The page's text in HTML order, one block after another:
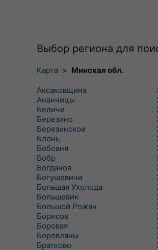
Выбор региона для
Карта > Минская обл.
Аксаковщина
Ананчицы
Беличи
Березино
Березинское
Блонь
Бобовня
Бобр
Богданов
Богушевичи
Большая Ухолода
Большевик
Большой Рожан
Борисов
Боровая
Боровляны
Братково